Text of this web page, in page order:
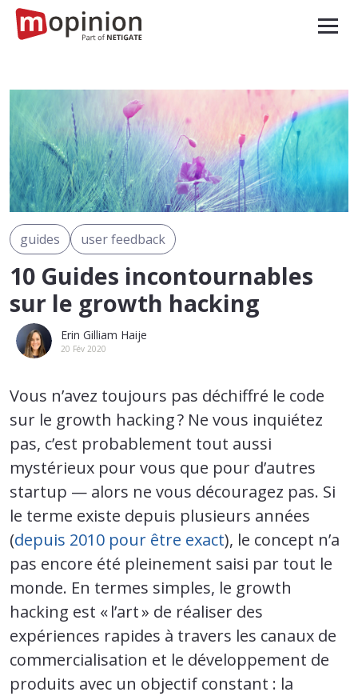
guides user feedback
10 Guides incontournables
sur le growth hacking
Erin Gilliam Haije
20 Fév 2020
Vous n’avez toujours pas déchiffré le code
sur le growth hacking ? Ne vous inquiétez
pas, c’est probablement tout aussi
mystérieux pour vous que pour d’autres
startup — alors ne vous découragez pas. Si
le terme existe depuis plusieurs années
(depuis 2010 pour être exact), le concept n’a
pas encore été pleinement saisi par tout le
monde. En termes simples, le growth
hacking est « l’art » de réaliser des
expériences rapides à travers les canaux de
commercialisation et le développement de
produits avec un objectif constant : la